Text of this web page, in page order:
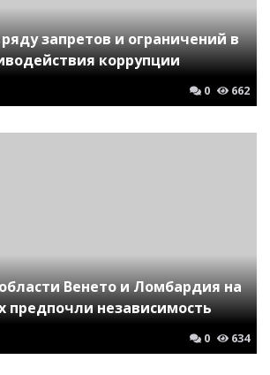
запретов и ограничений в
коррупции
0 662
Венето и Ломбардия на
предпочли независимость
0 634